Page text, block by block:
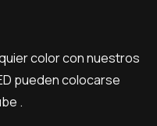
color con nuestros
pueden colocarse
.